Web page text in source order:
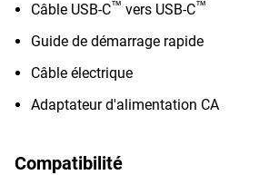
Câble USB-C™ vers USB-C™
Guide de démarrage rapide
Câble électrique
Adaptateur d'alimentation CA
Compatibilité